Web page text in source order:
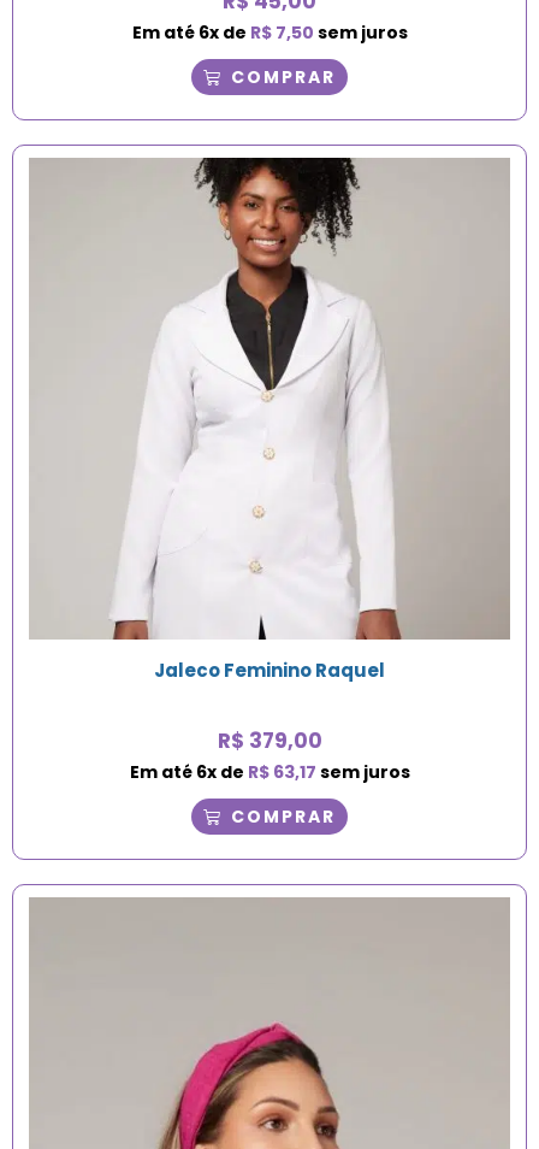
Em até 6x de R$7,50 sem juros
COMPRAR
Jaleco Feminino Raquel
R$ 379,00
Em até 6x de R$63,17 sem juros
COMPRAR